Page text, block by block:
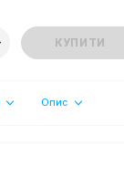
КУПИТИ
Опис